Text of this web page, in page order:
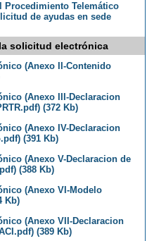
Procedimiento Telemático
de ayudas en sede
solicitud electrónica
(Anexo II-Contenido
(Anexo III-Declaracion
(372 Kb)
(Anexo IV-Declaracion
(391 Kb)
(Anexo V-Declaracion de
(388 Kb)
(Anexo VI-Modelo
Kb)
(Anexo VII-Declaracion
(389 Kb)